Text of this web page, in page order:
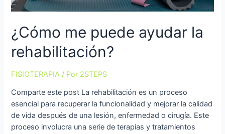
¿Cómo me puede ayudar la
rehabilitación?
FISIOTERAPIA / Por 2STEPS
Comparte este post La rehabilitación es un proceso
esencial para recuperar la funcionalidad y mejorar la calidad
de vida después de una lesión, enfermedad o cirugía. Este
proceso involucra una serie de terapias y tratamientos